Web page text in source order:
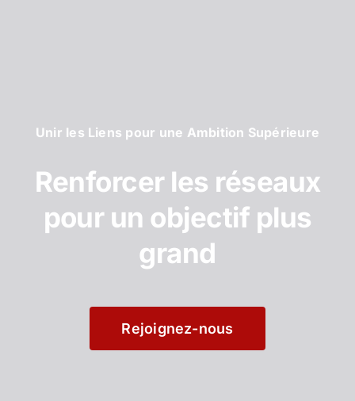
Unir les Liens pour une Ambition Supérieure
Renforcer les réseaux
pour un objectif plus
grand
Rejoignez-nous